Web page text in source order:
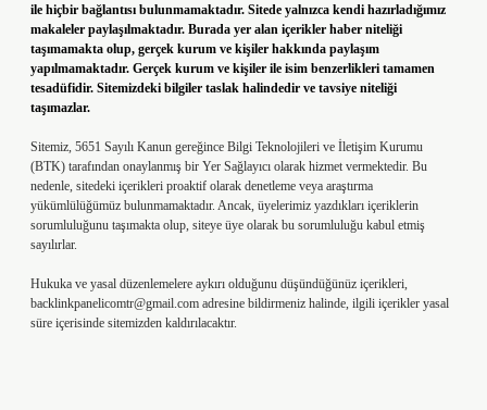
ile hiçbir bağlantısı bulunmamaktadır. Sitede yalnızca kendi hazırladığımız
makaleler paylaşılmaktadır. Burada yer alan içerikler haber niteliği
taşımamakta olup, gerçek kurum ve kişiler hakkında paylaşım
yapılmamaktadır. Gerçek kurum ve kişiler ile isim benzerlikleri tamamen
tesadüfidir. Sitemizdeki bilgiler taslak halindedir ve tavsiye niteliği
taşımazlar.
Sitemiz, 5651 Sayılı Kanun gereğince Bilgi Teknolojileri ve İletişim Kurumu
(BTK) tarafından onaylanmış bir Yer Sağlayıcı olarak hizmet vermektedir. Bu
nedenle, sitedeki içerikleri proaktif olarak denetleme veya araştırma
yükümlülüğümüz bulunmamaktadır. Ancak, üyelerimiz yazdıkları içeriklerin
sorumluluğunu taşımakta olup, siteye üye olarak bu sorumluluğu kabul etmiş
sayılırlar.
Hukuka ve yasal düzenlemelere aykırı olduğunu düşündüğünüz içerikleri,
backlinkpanelicomtr@gmail.com adresine bildirmeniz halinde, ilgili içerikler yasal
süre içerisinde sitemizden kaldırılacaktır.